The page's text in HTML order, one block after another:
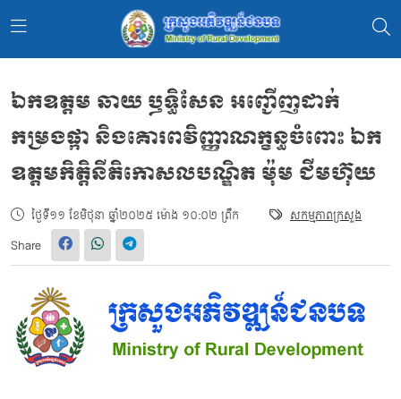
ឯកឧត្តម ឆាយ ឫទ្ធិសែន អញ្ជើញដាក់
កម្រងផ្កា និងគោរពវិញ្ញាណក្ខន្ធចំពោះ ឯក
ឧត្តមកិត្តិនីតិកោសលបណ្ឌិត ម៉ុម ជីមហ៊ុយ
ថ្ងៃទី១១ ខែមិថុនា ឆ្នាំ២០២៥ ម៉ោង ១០:០២ ព្រឹក សកម្មភាពក្រសួង
Share